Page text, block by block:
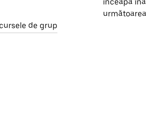
de grup
înceapă